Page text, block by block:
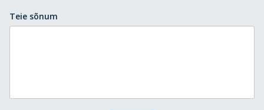
Teie sõnum